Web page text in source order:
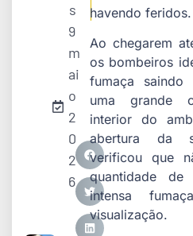
s
9
m
ai
o
2
0
2
6
havendo feridos.
Ao chegarem
os bombeiros
fumaça
uma grande
interior do
abertura da
verificou que
quantidade
intensa
visualização.